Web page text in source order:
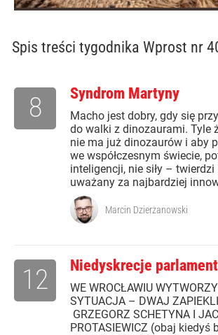
Spis treści tygodnika Wprost nr
Syndrom Martyny
Macho jest dobry, gdy się
do walki z dinozaurami. Tyle
nie ma już dinozaurów i aby
we współczesnym świecie,
inteligencji, nie siły –
uważany za najbardziej
8
Marcin Dzierżanowski
Niedyskrecje
WE WROCŁAWIU
SYTUACJA – DWAJ
GRZEGORZ SCHETYNA I
PROTASIEWICZ (obaj kiedyś
12